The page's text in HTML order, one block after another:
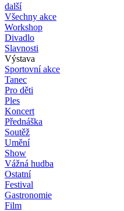
další
Všechny akce
Workshop
Divadlo
Slavnosti
Výstava
Sportovní akce
Tanec
Pro děti
Ples
Koncert
Přednáška
Soutěž
Umění
Show
Vážná hudba
Ostatní
Festival
Gastronomie
Film